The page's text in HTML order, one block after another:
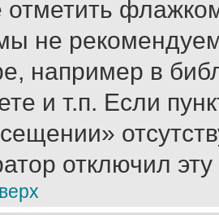
не
например в
и т.п. Если
отключил